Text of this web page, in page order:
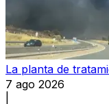
La planta de
7 ago 2026